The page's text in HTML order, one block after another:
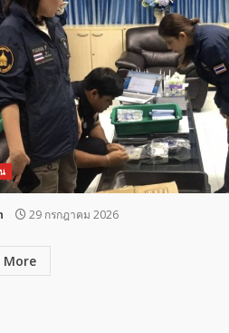
29 กรกฎาคม 2026
More